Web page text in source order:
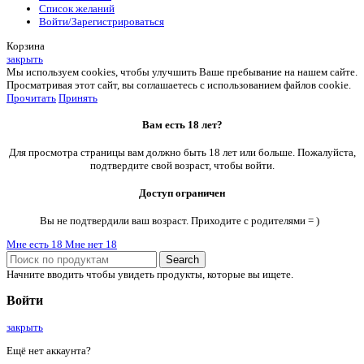
Список желаний
Войти/Зарегистрироваться
Корзина
закрыть
Мы используем cookies, чтобы улучшить Ваше пребывание на нашем сайте.
Просматривая этот сайт, вы соглашаетесь с использованием файлов cookie.
Прочитать Принять
Вам есть 18 лет?
Для просмотра страницы вам должно быть 18 лет или больше. Пожалуйста,
подтвердите свой возраст, чтобы войти.
Доступ ограничен
Вы не подтвердили ваш возраст. Приходите с родителями = )
Мне есть 18 Мне нет 18
Search
Начните вводить чтобы увидеть продукты, которые вы ищете.
Войти
закрыть
Ещё нет аккаунта?